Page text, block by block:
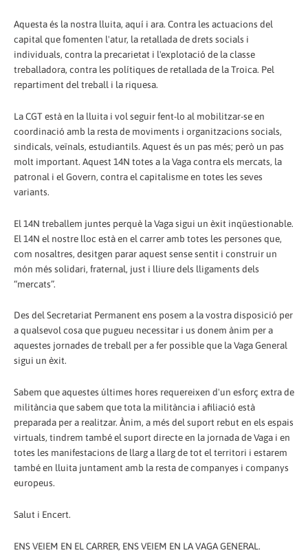
Aquesta és la nostra lluita, aquí i ara. Contra les actuacions del
capital que fomenten l'atur, la retallada de drets socials i
individuals, contra la precarietat i l'explotació de la classe
treballadora, contra les polítiques de retallada de la Troica. Pel
repartiment del treball i la riquesa.
La CGT està en la lluita i vol seguir fent-lo al mobilitzar-se en
coordinació amb la resta de moviments i organitzacions socials,
sindicals, veïnals, estudiantils. Aquest és un pas més; però un pas
molt important. Aquest 14N totes a la Vaga contra els mercats, la
patronal i el Govern, contra el capitalisme en totes les seves
variants.
El 14N treballem juntes perquè la Vaga sigui un èxit inqüestionable.
El 14N el nostre lloc està en el carrer amb totes les persones que,
com nosaltres, desitgen parar aquest sense sentit i construir un
món més solidari, fraternal, just i lliure dels lligaments dels
“mercats”.
Des del Secretariat Permanent ens posem a la vostra disposició per
a qualsevol cosa que pugueu necessitar i us donem ànim per a
aquestes jornades de treball per a fer possible que la Vaga General
sigui un èxit.
Sabem que aquestes últimes hores requereixen d'un esforç extra de
militància que sabem que tota la militància i afiliació està
preparada per a realitzar. Ànim, a més del suport rebut en els espais
virtuals, tindrem també el suport directe en la jornada de Vaga i en
totes les manifestacions de llarg a llarg de tot el territori i estarem
també en lluita juntament amb la resta de companyes i companys
europeus.
Salut i Encert.
ENS VEIEM EN EL CARRER, ENS VEIEM EN LA VAGA GENERAL.